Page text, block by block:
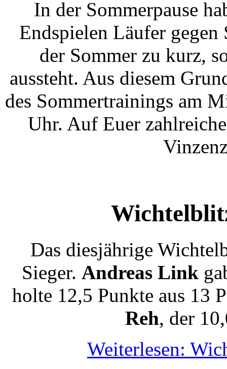
In der Sommerpause
Endspielen Läufer
der Sommer zu kurz,
aussteht. Aus diesem
des Sommertrainings am
Uhr. Auf Euer
Das diesjährige
Sieger. Andreas Link
holte 12,5 Punkte aus 13
Reh, der
Weiterlesen: